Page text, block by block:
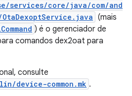
services/core/java/com/and
(mais
) é o gerenciador de
comandos dex2oat para
consulte
device-common.mk .